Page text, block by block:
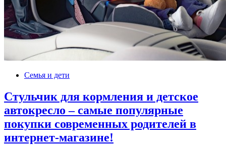
Семья и дети
Стульчик для кормления и детское
автокресло – самые популярные
покупки современных родителей в
интернет-магазине!